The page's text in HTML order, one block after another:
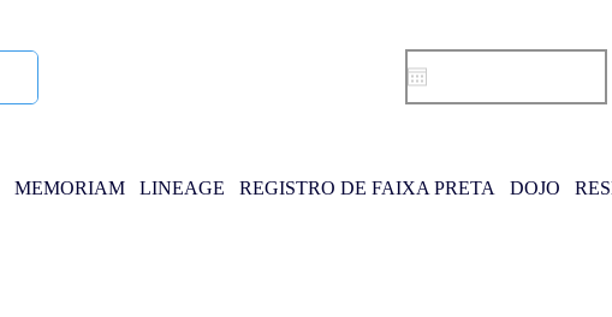
MEMORIAM LINEAGE REGISTRO DE FAIXA PRETA DOJO